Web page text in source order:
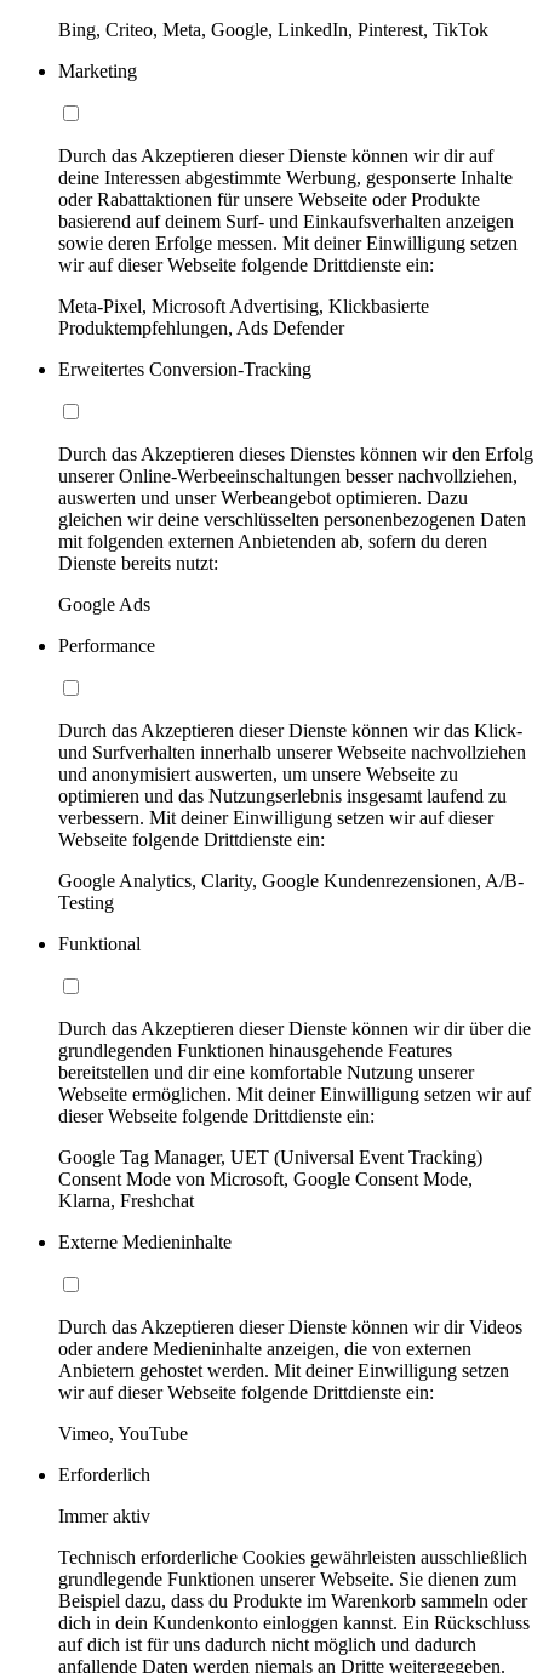
Bing, Criteo, Meta, Google, LinkedIn, Pinterest, TikTok
Marketing
Durch das Akzeptieren dieser Dienste können wir dir auf
deine Interessen abgestimmte Werbung, gesponserte Inhalte
oder Rabattaktionen für unsere Webseite oder Produkte
basierend auf deinem Surf- und Einkaufsverhalten anzeigen
sowie deren Erfolge messen. Mit deiner Einwilligung setzen
wir auf dieser Webseite folgende Drittdienste ein:
Meta-Pixel, Microsoft Advertising, Klickbasierte
Produktempfehlungen, Ads Defender
Erweitertes Conversion-Tracking
Durch das Akzeptieren dieses Dienstes können wir den Erfolg
unserer Online-Werbeeinschaltungen besser nachvollziehen,
auswerten und unser Werbeangebot optimieren. Dazu
gleichen wir deine verschlüsselten personenbezogenen Daten
mit folgenden externen Anbietenden ab, sofern du deren
Dienste bereits nutzt:
Google Ads
Performance
Durch das Akzeptieren dieser Dienste können wir das Klick-
und Surfverhalten innerhalb unserer Webseite nachvollziehen
und anonymisiert auswerten, um unsere Webseite zu
optimieren und das Nutzungserlebnis insgesamt laufend zu
verbessern. Mit deiner Einwilligung setzen wir auf dieser
Webseite folgende Drittdienste ein:
Google Analytics, Clarity, Google Kundenrezensionen, A/B-
Testing
Funktional
Durch das Akzeptieren dieser Dienste können wir dir über die
grundlegenden Funktionen hinausgehende Features
bereitstellen und dir eine komfortable Nutzung unserer
Webseite ermöglichen. Mit deiner Einwilligung setzen wir auf
dieser Webseite folgende Drittdienste ein:
Google Tag Manager, UET (Universal Event Tracking)
Consent Mode von Microsoft, Google Consent Mode,
Klarna, Freshchat
Externe Medieninhalte
Durch das Akzeptieren dieser Dienste können wir dir Videos
oder andere Medieninhalte anzeigen, die von externen
Anbietern gehostet werden. Mit deiner Einwilligung setzen
wir auf dieser Webseite folgende Drittdienste ein:
Vimeo, YouTube
Erforderlich
Immer aktiv
Technisch erforderliche Cookies gewährleisten ausschließlich
grundlegende Funktionen unserer Webseite. Sie dienen zum
Beispiel dazu, dass du Produkte im Warenkorb sammeln oder
dich in dein Kundenkonto einloggen kannst. Ein Rückschluss
auf dich ist für uns dadurch nicht möglich und dadurch
anfallende Daten werden niemals an Dritte weitergegeben.